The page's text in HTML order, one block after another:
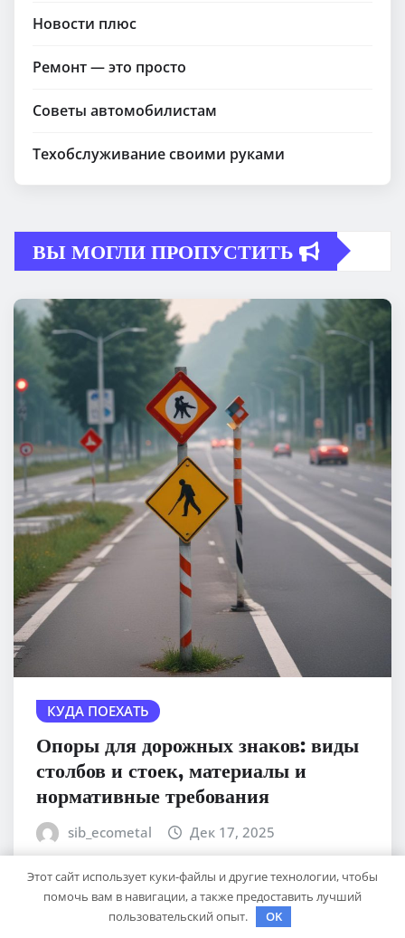
Новости плюс
Ремонт — это просто
Советы автомобилистам
Техобслуживание своими руками
ВЫ МОГЛИ ПРОПУСТИТЬ
КУДА ПОЕХАТЬ
Опоры для дорожных знаков: виды
столбов и стоек, материалы и
нормативные требования
sib_ecometal Дек 17, 2025
Этот сайт использует куки-файлы и другие технологии, чтобы
помочь вам в навигации, а также предоставить лучший
пользовательский опыт.
OK